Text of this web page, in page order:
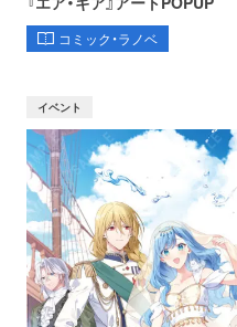
コミック・ラノベ
イベント